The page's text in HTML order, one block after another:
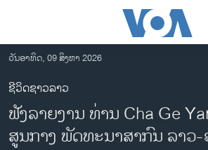
ເຂົ້າ
ຫາ
ຂ້າມ
ຂ້າມ
ຂ້າມ
ລາວ
ອາເມຣິກາ
ວັນອາທິດ, 09 ສິງຫາ 2026
ຊີວິດຊາວລາວ
ຟັງລາຍງານ ທ່ານ Cha Ge
ສູນກາງ ພັດທະນາສາກົນ ລາວ